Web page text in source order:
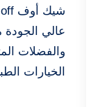
عالي
والفضلات
الخيارات